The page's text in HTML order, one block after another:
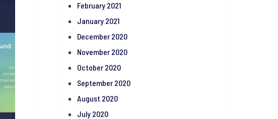
February 2021
January 2021
December 2020
November 2020
October 2020
September 2020
August 2020
July 2020